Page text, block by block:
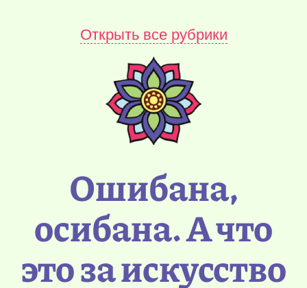
Открыть все рубрики
Ошибана,
осибана. А что
это за искусство